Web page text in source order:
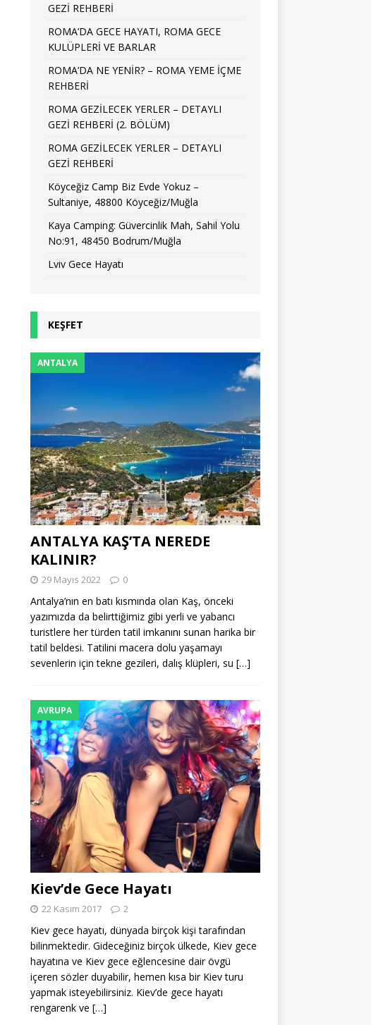
GEZİ REHBERİ
ROMA’DA GECE HAYATI, ROMA GECE
KULÜPLERİ VE BARLAR
ROMA’DA NE YENİR? – ROMA YEME İÇME
REHBERİ
ROMA GEZİLECEK YERLER – DETAYLI
GEZİ REHBERİ (2. BÖLÜM)
ROMA GEZİLECEK YERLER – DETAYLI
GEZİ REHBERİ
Köyceğiz Camp Biz Evde Yokuz –
Sultaniye, 48800 Köyceğiz/Muğla
Kaya Camping: Güvercinlik Mah, Sahil Yolu
No:91, 48450 Bodrum/Muğla
Lviv Gece Hayatı
KEŞFET
ANTALYA
ANTALYA KAŞ’TA NEREDE
KALINIR?
29 Mayıs 2022 0
Antalya’nın en batı kısmında olan Kaş, önceki
yazımızda da belirttiğimiz gibi yerli ve yabancı
turistlere her türden tatil imkanını sunan harika bir
tatil beldesi. Tatilini macera dolu yaşamayı
sevenlerin için tekne gezileri, dalış klüpleri, su […]
AVRUPA
Kiev’de Gece Hayatı
22 Kasım 2017 2
Kiev gece hayatı, dünyada birçok kişi tarafından
bilinmektedir. Gideceğiniz birçok ülkede, Kiev gece
hayatına ve Kiev gece eğlencesine dair övgü
içeren sözler duyabilir, hemen kısa bir Kiev turu
yapmak isteyebilirsiniz. Kiev’de gece hayatı
rengarenk ve […]